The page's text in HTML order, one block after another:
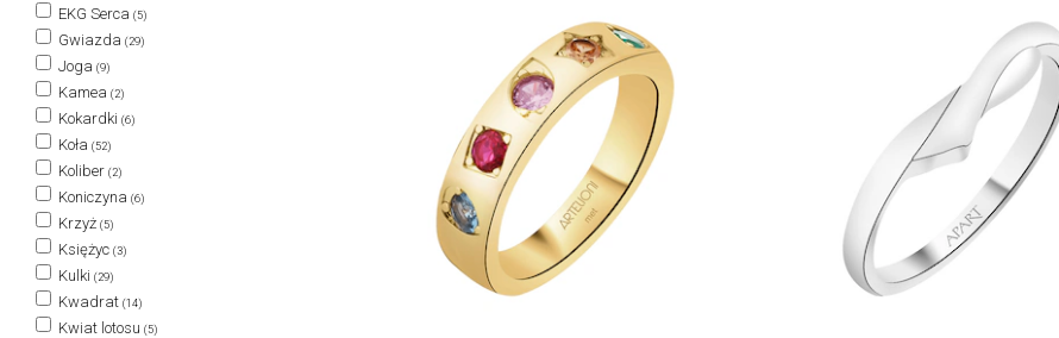
EKG Serca (5)
Gwiazda (29)
Joga (9)
Kamea (2)
Kokardki (6)
Koła (52)
Koliber (2)
Koniczyna (6)
Krzyż (5)
Księżyc (3)
Kulki (29)
Kwadrat (14)
Kwiat lotosu (5)